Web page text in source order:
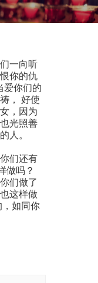
一向听
你的仇
爱你们的
， 好使
，因为
光照善
人。
们还有
做吗？
们做了
这样做
如同你